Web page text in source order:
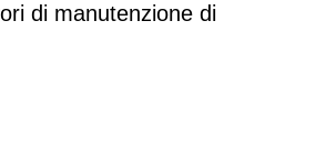
di manutenzione di